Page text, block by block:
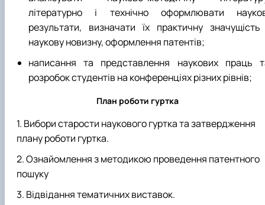
літературно і технічно оформлювати
результати, визначати їх практичну значущість
наукову новизну, оформлення патентів;
написання та представлення наукових праць
розробок студентів на конференціях різних рівнів;
План роботи гуртка
Вибори старости наукового гуртка та затвердження
плану роботи гуртка.
Ознайомлення з методикою проведення патентного
пошуку
Відвідання тематичних виставок.